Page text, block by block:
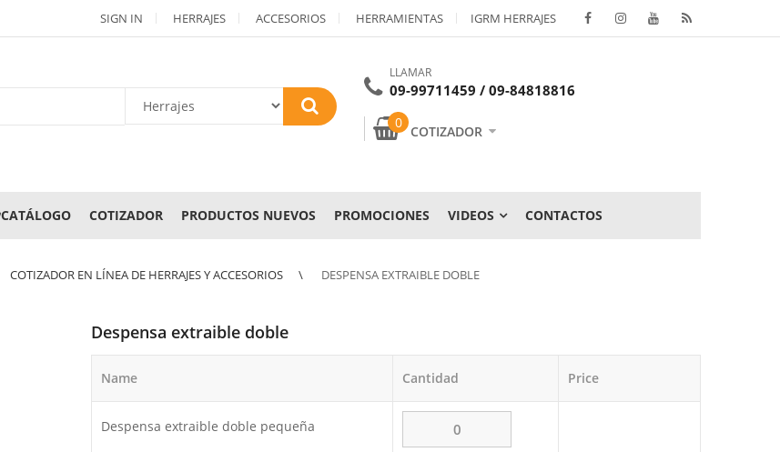
SIGN IN HERRAJES ACCESORIOS HERRAMIENTAS IGRM HERRAJES
LLAMAR
09-99711459 / 09-84818816
0
COTIZADOR
CATÁLOGO COTIZADOR PRODUCTOS NUEVOS PROMOCIONES VIDEOS CONTACTOS
COTIZADOR EN LÍNEA DE HERRAJES Y ACCESORIOS DESPENSA EXTRAIBLE DOBLE
Despensa extraible doble
Name Cantidad Price
Despensa extraible doble pequeña